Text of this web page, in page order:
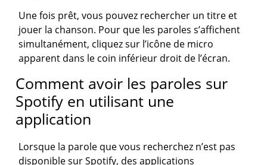
Une fois prêt, vous pouvez rechercher un titre et
jouer la chanson. Pour que les paroles s’affichent
simultanément, cliquez sur l’icône de micro
apparent dans le coin inférieur droit de l’écran.
Comment avoir les paroles sur
Spotify en utilisant une
application
Lorsque la parole que vous recherchez n’est pas
disponible sur Spotify, des applications